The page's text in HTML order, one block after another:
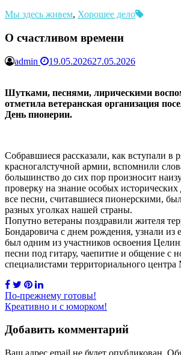
Мы здесь живем, Хорошее дело
О счастливом времени
admin 19.05.202627.05.2026
Шутками, песнями, лирическими
отметила ветеранская организация
День пионерии.
Собравшиеся рассказали, как вступали в
красногалстучной армии, вспомнили
большинство до сих пор произносит
проверку на знание особых исторических
все песни, считавшиеся пионерскими,
разных уголках нашей страны.
Попутно ветераны поздравили жителя
Бондаровича с днем рождения, узнали из
был одним из участников освоения
песни под гитару, чаепитие и общение с
специалистами территориального
Навигация
по
записям
По-прежнему готовы!
Креативно и с юморком!
Добавить комментарий
Ваш адрес email не будет опубликован.